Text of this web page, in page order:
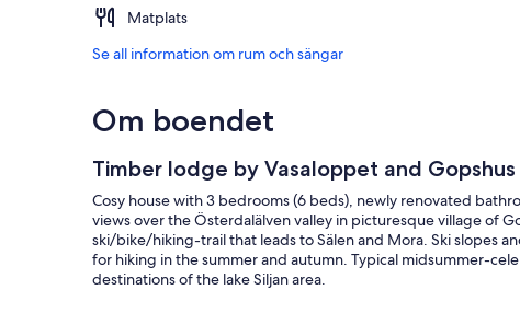
Matplats
Se all information om rum och sängar
Om boendet
Timber lodge by Vasaloppet and
Cosy house with 3 bedrooms (6 beds), newly renovated
views over the Österdalälven valley in picturesque village of
ski/bike/hiking-trail that leads to Sälen and Mora. Ski slopes
for hiking in the summer and autumn. Typical midsummer-
destinations of the lake Siljan area.